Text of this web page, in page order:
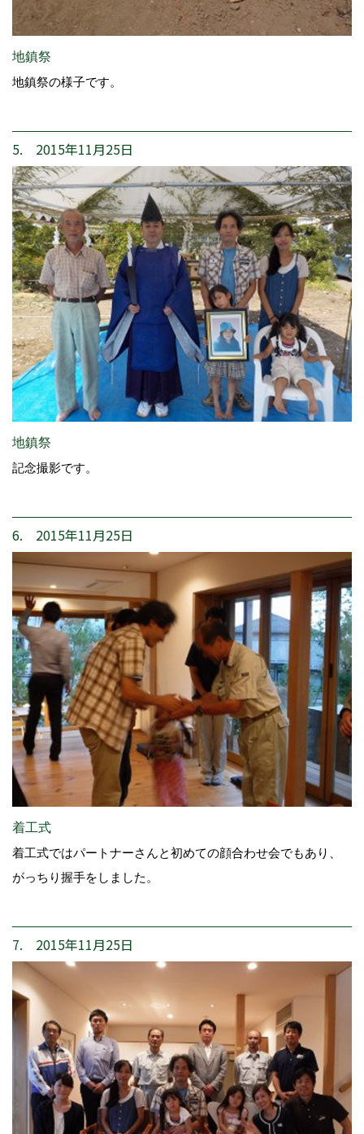
地鎮祭
地鎮祭の様子です。
5. 2015年11月25日
地鎮祭
記念撮影です。
6. 2015年11月25日
着工式
着工式ではパートナーさんと初めての顔合わせ会でもあり、
がっちり握手をしました。
7. 2015年11月25日